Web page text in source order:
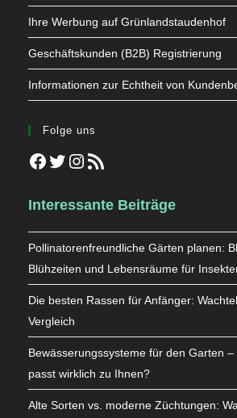
Ihre Werbung auf Grünlandstaudenhof
Geschäftskunden (B2B) Registrierung
Informationen zur Echtheit von
Folge uns
Facebook
TwitterInstagram
RSS-Feed
Interessante Beiträge
Pollinatorenfreundliche Gärten planen:
Blühzeiten und Lebensräume für
Die besten Rassen für Anfänger:
Vergleich
Bewässerungssysteme für den Garten –
passt wirklich zu Ihnen?
Alte Sorten vs. moderne Züchtungen: